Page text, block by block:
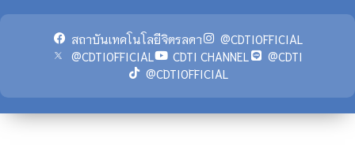
สถาบันเทคโนโลยีจิตรลดา
@CDTIOFFICIAL
@CDTIOFFICIAL
CDTI CHANNEL
@CDTI
@CDTIOFFICIAL